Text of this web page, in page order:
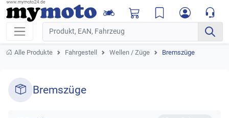
Alle Produkte Fahrgestell Wellen / Züge Bremszüge
Bremszüge